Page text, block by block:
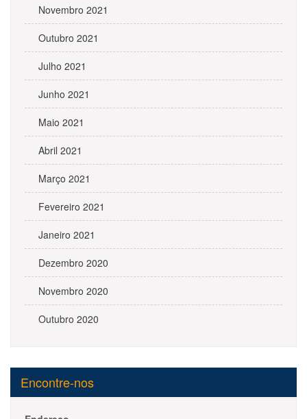
Novembro 2021
Outubro 2021
Julho 2021
Junho 2021
Maio 2021
Abril 2021
Março 2021
Fevereiro 2021
Janeiro 2021
Dezembro 2020
Novembro 2020
Outubro 2020
Encontre-nos